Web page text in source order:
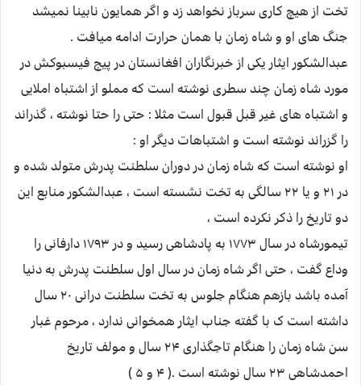
تخت از هیچ کاری سرباز نخواهد زد و اگر همایون نابینا نمیشد
جنگ های او و شاه زمان با همان حرارت ادامه میافت .
عبدالشکور ایثار یکی از خبرنگاران افغانستان در پیج فیسبوکش در
مورد شاه زمان چند سطری نوشته است که مملو از اشتباه املایی
و اشتباه های غیر قبل قبول است مثلا : حتی را حتا نوشته ، گذراند
را گزراند نوشته است و اشتباهات دیگر او :
او نوشته است که شاه زمان در دوران سلطنت پدرش متولد شده و
در ۲۱ و یا ۲۲ سالگی به تخت نشسته است ، عبدالشکور منابع این
دو تاریخ را ذکر نکرده است ،
تیمورشاه در سال ۱۷۷۳ به پادشاهی رسید و در ۱۷۹۳ دارفانی را
وداع گفت ، حتی اگر شاه زمان در سال اول سلطنت پدرش به دنیا
آمده باشد بازهم هنگام جلوس به تخت سلطنت درانی ۲۰ سال
داشته است ک با گفته جناب ایثار همخوانی ندارد ، مرحوم غبار
سن شاه زمان را هنگام تاجگذاری ۲۴ سال و مولف تاریخ
احمدشاهی ۲۳ سال نوشته است .( ۴ و ۵ )